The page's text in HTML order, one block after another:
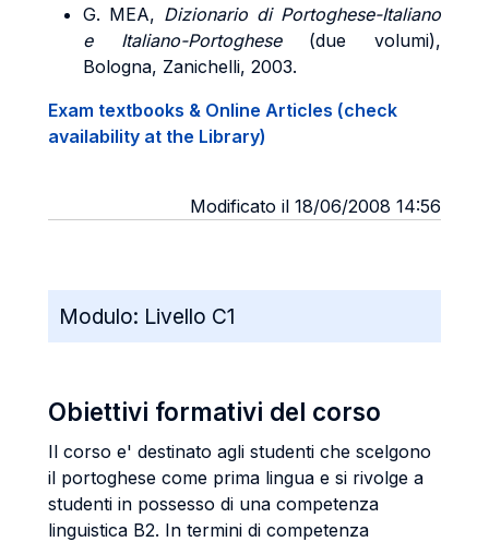
G. MEA, Dizionario di Portoghese-Italiano
e Italiano-Portoghese (due volumi),
Bologna, Zanichelli, 2003.
Exam textbooks & Online Articles (check
availability at the Library)
Modificato il 18/06/2008 14:56
Modulo: Livello C1
Obiettivi formativi del corso
Il corso e' destinato agli studenti che scelgono
il portoghese come prima lingua e si rivolge a
studenti in possesso di una competenza
linguistica B2. In termini di competenza